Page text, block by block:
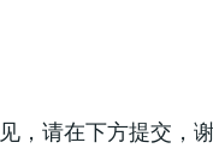
，请在下方提交，